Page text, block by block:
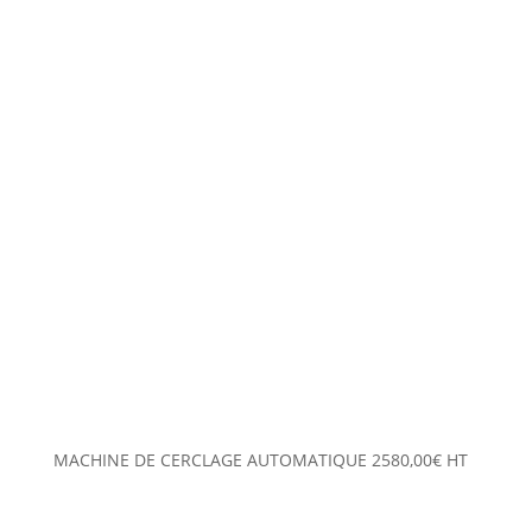
MACHINE DE CERCLAGE AUTOMATIQUE 2580,00€ HT